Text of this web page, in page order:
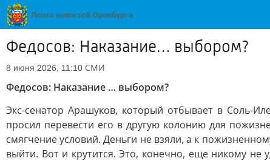
Федосов: Наказание… выбором?
8 июня 2026, 11:10 СМИ
Федосов: Наказание … выбором?
Экс-сенатор Арашуков, который отбывает в Соль-
просил перевести его в другую колонию для
смягчение условий. Деньги не взяли, а к
выйти. Вот и крутится. Это, конечно, еще никому не